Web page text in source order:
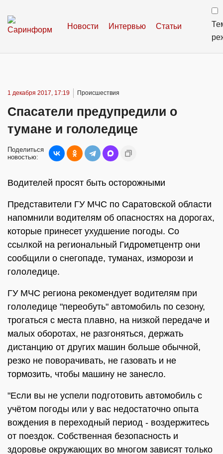
Новости Интервью Статьи
1 декабря 2017, 17:19 Происшествия
Спасатели предупредили о
тумане и гололедице
Поделиться
новостью:
Водителей просят быть осторожными
Представители ГУ МЧС по Саратовской области
напомнили водителям об опасностях на дорогах,
которые принесет ухудшение погоды. Со
ссылкой на региональный Гидрометцентр они
сообщили о снегопаде, туманах, изморози и
гололедице.
ГУ МЧС региона рекомендует водителям при
гололедице "переобуть" автомобиль по сезону,
трогаться с места плавно, на низкой передаче и
малых оборотах, не разгоняться, держать
дистанцию от других машин больше обычной,
резко не поворачивать, не газовать и не
тормозить, чтобы машину не занесло.
"Если вы не успели подготовить автомобиль с
учётом погоды или у вас недостаточно опыта
вождения в переходный период - воздержитесь
от поездок. Собственная безопасность и
здоровье окружающих во многом зависят только